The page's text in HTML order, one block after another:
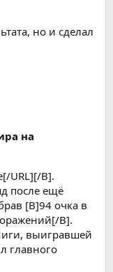
но и сделал
на
URL][/B].
после ещё
[B]94 очка в
B].
выигравшей
главного